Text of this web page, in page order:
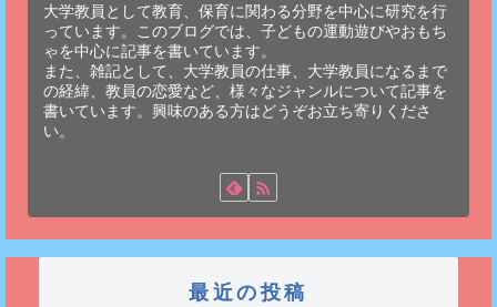
大学教員として教育、保育に関わる分野を中心に研究を行
っています。このブログでは、子どもの運動遊びやおもち
ゃを中心に記事を書いています。
また、雑記として、大学教員の仕事、大学教員になるまで
の経緯、教員の恋愛など、様々なジャンルについて記事を
書いています。興味のある方はどうぞお立ち寄りくださ
い。
最近の投稿